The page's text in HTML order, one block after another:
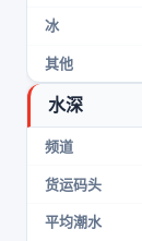
冰
其他
水深
频道
货运码头
平均潮水